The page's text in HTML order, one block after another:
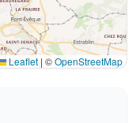
Leaflet | ©OpenStreetMap